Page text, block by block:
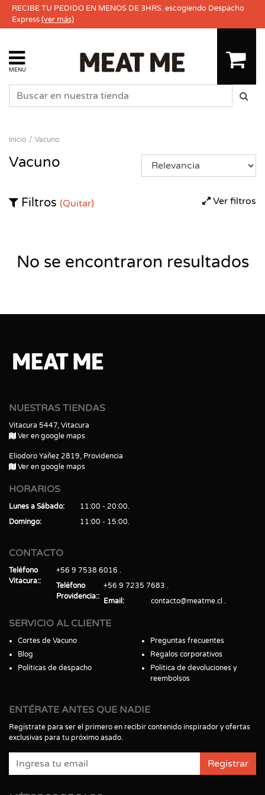
RECIBE TU PEDIDO EN MENOS DE 3HRS. escogiendo Despacho
Express(ver más)
MENU
Inicio Vacuno
Vacuno
Ver filtros
Filtros (Quitar)
No se encontraron resultados
NUESTRAS TIENDAS
Vitacura 5447, Vitacura
Ver en google maps
Eliodoro Yañez 2819, Providencia
Ver en google maps
HORARIOS
Lunes a Sábado
11:00 - 20:00
Domingo
11:00 - 15:00
CONTACTO
Teléfono
Vitacura:
+56 9 7538 6016
Teléfono
Providencia:
+56 9 7235 7683
Email
contacto@meatme.cl
SERVICIO AL CLIENTE
Cortes de Vacuno
Blog
Políticas de despacho
Preguntas frecuentes
Regalos corporativos
Política de devoluciones y
reembolsos
ENTÉRATE ANTES QUE NADIE
Regístrate para ser el primero en recibir contenido inspirador y ofertas
exclusivas para tu próximo asado.
Registrar